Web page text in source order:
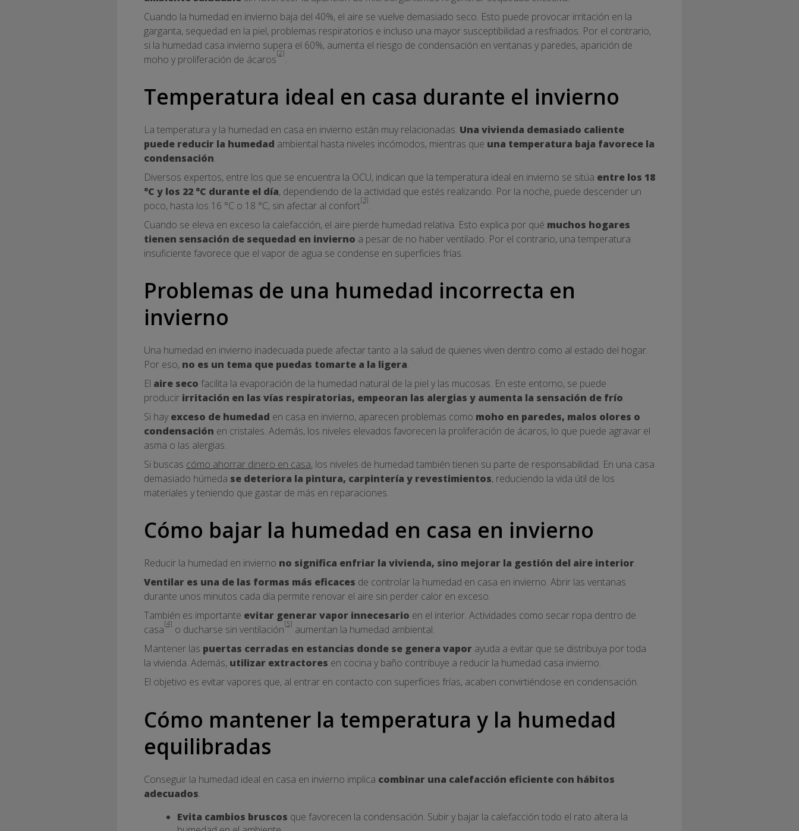
Cuando la humedad en invierno baja del 40%, el aire se vuelve demasiado seco. Esto puede provocar irritación en la
garganta, sequedad en la piel, problemas respiratorios e incluso una mayor susceptibilidad a resfriados. Por el contrario,
si la humedad casa invierno supera el 60%, aumenta el riesgo de condensación en ventanas y paredes, aparición de
moho y proliferación de ácaros[2].
Temperatura ideal en casa durante el invierno
La temperatura y la humedad en casa en invierno están muy relacionadas. Una vivienda demasiado caliente
puede reducir la humedad ambiental hasta niveles incómodos, mientras que una temperatura baja favorece la
condensación.
Diversos expertos, entre los que se encuentra la OCU, indican que la temperatura ideal en invierno se sitúa entre los 18
°C y los 22 °C durante el día, dependiendo de la actividad que estés realizando. Por la noche, puede descender un
poco, hasta los 16 °C o 18 °C, sin afectar al confort[3].
Cuando se eleva en exceso la calefacción, el aire pierde humedad relativa. Esto explica por qué muchos hogares
tienen sensación de sequedad en invierno a pesar de no haber ventilado. Por el contrario, una temperatura
insuficiente favorece que el vapor de agua se condense en superficies frías.
Problemas de una humedad incorrecta en
invierno
Una humedad en invierno inadecuada puede afectar tanto a la salud de quienes viven dentro como al estado del hogar.
Por eso, no es un tema que puedas tomarte a la ligera.
El aire seco facilita la evaporación de la humedad natural de la piel y las mucosas. En este entorno, se puede
producir irritación en las vías respiratorias, empeoran las alergias y aumenta la sensación de frío.
Si hay exceso de humedad en casa en invierno, aparecen problemas como moho en paredes, malos olores o
condensación en cristales. Además, los niveles elevados favorecen la proliferación de ácaros, lo que puede agravar el
asma o las alergias.
Si buscas cómo ahorrar dinero en casa, los niveles de humedad también tienen su parte de responsabilidad. En una casa
demasiado húmeda se deteriora la pintura, carpintería y revestimientos, reduciendo la vida útil de los
materiales y teniendo que gastar de más en reparaciones.
Cómo bajar la humedad en casa en invierno
Reducir la humedad en invierno no significa enfriar la vivienda, sino mejorar la gestión del aire interior.
Ventilar es una de las formas más eficaces de controlar la humedad en casa en invierno. Abrir las ventanas
durante unos minutos cada día permite renovar el aire sin perder calor en exceso.
También es importante evitar generar vapor innecesario en el interior. Actividades como secar ropa dentro de
casa[4] o ducharse sin ventilación[5] aumentan la humedad ambiental.
Mantener las puertas cerradas en estancias donde se genera vapor ayuda a evitar que se distribuya por toda
la vivienda. Además, utilizar extractores en cocina y baño contribuye a reducir la humedad casa invierno.
El objetivo es evitar vapores que, al entrar en contacto con superficies frías, acaben convirtiéndose en condensación.
Cómo mantener la temperatura y la humedad
equilibradas
Conseguir la humedad ideal en casa en invierno implica combinar una calefacción eficiente con hábitos
adecuados.
Evita cambios bruscos que favorecen la condensación. Subir y bajar la calefacción todo el rato altera la